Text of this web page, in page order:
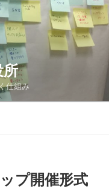
所
仕組み
プ開催形式